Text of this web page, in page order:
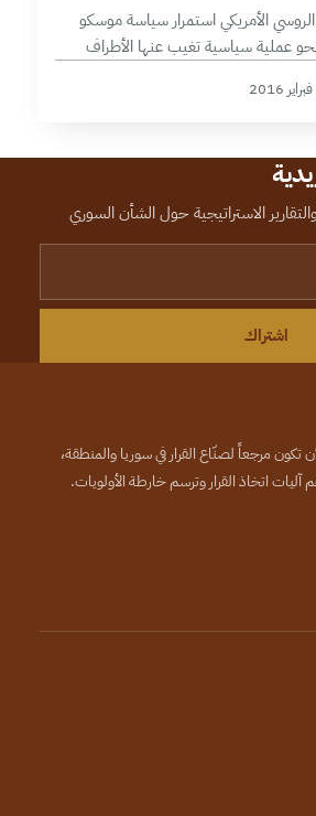
الأمريكي استمرار سياسة موسكو
عملية سياسية تغيب عنها الأطراف
تعاطي جديدة مع المشهد السياسي في
الاستراتيجية حول الشأن السوري
اشتراك
مرجعاً لصنّاع القرار في سوريا والمنطقة،
آليات اتخاذ القرار وترسم خارطة الأولويات.